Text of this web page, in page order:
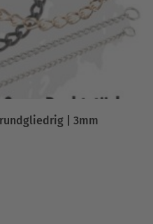
rundgliedrig | 3mm